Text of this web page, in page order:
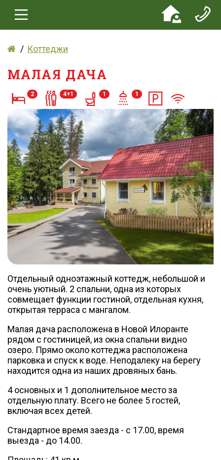
Коттеджи
МАЛАЯ ДАЧА
2 4+1 1 1
Отдельный одноэтажный коттедж, небольшой и
очень уютный. 2 спальни, одна из которых
совмещает функции гостиной, отдельная кухня,
открытая терраса с мангалом.
Малая дача расположена в Новой Илоранте
рядом с гостиницей, из окна спальни видно
озеро. Прямо около коттеджа расположена
парковка и спуск к воде. Неподалеку на берегу
находится одна из наших дровяных бань.
4 основных и 1 дополнительное место за
отдельную плату. Всего не более 5 гостей,
включая всех детей.
Стандартное время заезда - с 17.00, время
выезда - до 14.00.